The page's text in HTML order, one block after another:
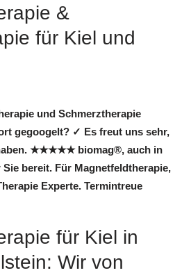
&
für Kiel und
und Schmerztherapie
gegoogelt? ✓ Es freut uns sehr,
★★★★★ biomag®, auch in
bereit. Für Magnetfeldtherapie,
Experte. Termintreue
für Kiel in
Wir von